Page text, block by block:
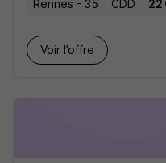
Rennes - 35 CDD 22
Voir l’offre